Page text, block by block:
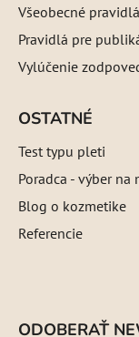
Všeobecné
Pravidlá pre
Vylúčenie
OSTATNÉ
Test typu pleti
Poradca - výber na
Blog o kozmetike
Referencie
ODOBERAŤ